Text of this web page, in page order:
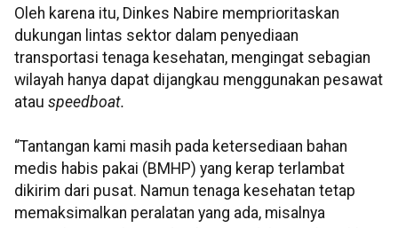
Oleh karena itu, Dinkes Nabire memprioritaskan
dukungan lintas sektor dalam penyediaan
transportasi tenaga kesehatan, mengingat sebagian
wilayah hanya dapat dijangkau menggunakan pesawat
atau speedboat.
“Tantangan kami masih pada ketersediaan bahan
medis habis pakai (BMHP) yang kerap terlambat
dikirim dari pusat. Namun tenaga kesehatan tetap
memaksimalkan peralatan yang ada, misalnya